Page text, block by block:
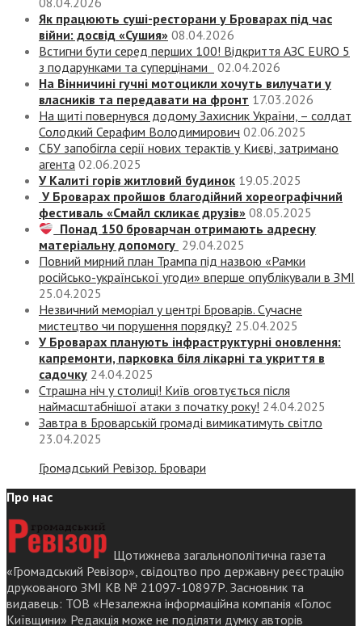
Як працюють суші-ресторани у Броварах під час
війни: досвід «Сушия» 08.04.2026
Встигни бути серед перших 100! Відкриття АЗС EURO 5
з подарунками та суперцінами
02.04.2026
На Вінничині гучні мотоцикли хочуть вилучати у
власників та передавати на фронт 17.03.2026
На щиті повернувся додому Захисник України, – солдат
Солодкий Серафим Володимирович 02.06.2025
СБУ запобігла серії нових терактів у Києві, затримано
агента 02.06.2025
У Калиті горів житловий будинок 19.05.2025
У Броварах пройшов благодійний хореографічний
фестиваль «Смайл скликає друзів» 08.05.2025
Понад 150 броварчан отримають адресну
матеріальну допомогу 29.04.2025
Повний мирний план Трампа під назвою «‎Рамки
російсько-української угоди» вперше опублікували в ЗМІ
25.04.2025
Незвичний меморіал у центрі Броварів. Сучасне
мистецтво чи порушення порядку? 25.04.2025
У Броварах планують інфраструктурні оновлення:
капремонти, парковка біля лікарні та укриття в
садочку 24.04.2025
Страшна ніч у столиці! Київ оговтується після
наймасштабнішої атаки з початку року! 24.04.2025
Завтра в Броварській громаді вимикатимуть світло
23.04.2025
Громадський Ревізор. Бровари
Про нас
Щотижнева загальнополітична газета
«Громадський Ревізор», свідоцтво про державну реєстрацію
друкованого ЗМІ КВ № 21097-10897Р. Засновник та
видавець: ТОВ «Незалежна інформаційна компанія «Голос
Київщини» Редакція може не поділяти думку авторів